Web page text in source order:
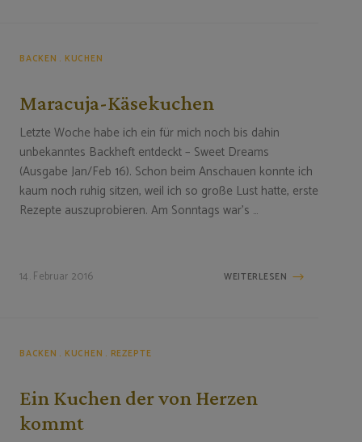
BACKEN KUCHEN
Maracuja-Käsekuchen
Letzte Woche habe ich ein für mich noch bis dahin
unbekanntes Backheft entdeckt – Sweet Dreams
(Ausgabe Jan/Feb 16). Schon beim Anschauen konnte ich
kaum noch ruhig sitzen, weil ich so große Lust hatte, erste
Rezepte auszuprobieren. Am Sonntags war’s …
14. Februar 2016 WEITERLESEN
BACKEN KUCHEN REZEPTE
Ein Kuchen der von Herzen
kommt